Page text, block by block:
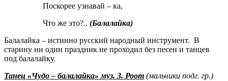
Поскорее узнавай – ка,
Что же это?.. (Балалайка)
Балалайка – истинно русский народный инструмент. В
старину ни один праздник не проходил без песен и танцев
под балалайку.
Танец «Чудо – балалайка» муз. З. Роот (мальчики подг. гр.)